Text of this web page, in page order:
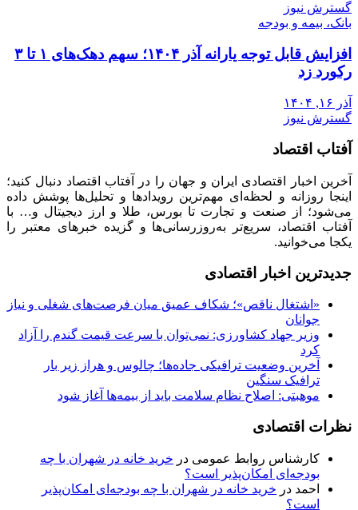
گسترش نیوز
بانک، بیمه و بودجه
افزایش قابل توجه یارانه آذر ۱۴۰۴؛ سهم دهک‌های ۱ تا ۳
رکورد زد
آذر ۱۶, ۱۴۰۴
گسترش نیوز
آفتاب اقتصاد
آخرین اخبار اقتصادی ایران و جهان را در آفتاب اقتصاد دنبال کنید؛
اینجا روزانه و لحظه‌ای مهم‌ترین رویدادها و تحلیل‌ها پوشش داده
می‌شود؛ از صنعت و تجارت تا بورس، طلا و ارز دیجیتال و… با
آفتاب اقتصاد، سریع‌تر به‌روزرسانی‌ها و گزیده خبرهای معتبر را
یکجا می‌خوانید.
جدیدترین اخبار اقتصادی
«اشتغال ناقص»؛ شکاف عمیق میان فرصت‌های شغلی و نیاز
جوانان
وزیر جهاد کشاورزی: نمی‌توان با سرعت قیمت گندم را آزاد
کرد
آخرین وضعیت ترافیکی جاده‌ها؛ چالوس و هراز زیر بار
ترافیک سنگین
موهبتی: اصلاح نظام سلامت باید از بیمه‌ها آغاز شود
نظرات اقتصادی
کارشناس روابط عمومی در خرید خانه در شهران با چه
بودجه‌ای امکان‌پذیر است؟
احمد در خرید خانه در شهران با چه بودجه‌ای امکان‌پذیر
است؟